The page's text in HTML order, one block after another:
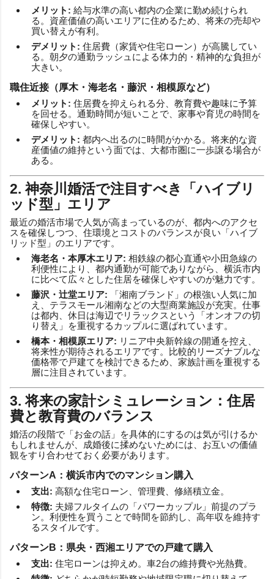
メリット: 給与水準の高い都内の企業に勤め続けられ
る。資産価値の高いエリアに住めるため、将来の売却や
買い替えが有利。
デメリット: 住居費（家賃や住宅ローン）が高騰してい
る。朝夕の通勤ラッシュによる体力的・精神的な負担が
大きい。
職住近接（厚木・海老名・藤沢・相模原など）
メリット: 住居費を抑えられる分、教育費や趣味に予算
を回せる。通勤時間が短いことで、家事や育児の時間を
確保しやすい。
デメリット: 都内へ出るのに時間がかかる。将来的な資
産価値の維持という面では、大都市圏に一歩譲る場合が
ある。
2. 神奈川婚活で注目すべき「ハイブリ
ッド型」エリア
最近の婚活市場で人気が高まっているのが、都内へのアクセ
スを確保しつつ、住環境とコストのバランスが良い「ハイブ
リッド型」のエリアです。
海老名・本厚木エリア: 相鉄線の都心直通や小田急線の
利便性により、都内通勤が可能でありながら、横浜市内
に比べて広々とした住居を確保しやすいのが魅力です。
藤沢・辻堂エリア: 「湘南ブランド」の根強い人気に加
え、テラスモール湘南などの大型商業施設が充実。仕事
は都内、休日は海辺でリラックスという「オンオフの切
り替え」を重視するカップルに選ばれています。
橋本・相模原エリア: リニア中央新幹線の開通を控え、
将来性が期待されるエリアです。比較的リーズナブルな
価格帯で戸建てを検討できるため、家族計画を重視する
層に注目されています。
3. 将来の家計シミュレーション：住居
費と教育費のバランス
婚活の段階で「お金の話」を具体的にするのは気が引けるか
もしれませんが、成婚後に揉めないためには、お互いの価値
観をすり合わせておく必要があります。
パターンA：横浜市内でのマンション購入
支出: 高額な住宅ローン、管理費、修繕積立金。
特徴: 夫婦フルタイムの「パワーカップル」前提のプラ
ン。利便性を買うことで時間を節約し、高年収を維持す
るスタイルです。
パターンB：県央・西湘エリアでの戸建て購入
支出: 住宅ローンは抑えめ。車2台の維持費や光熱費。